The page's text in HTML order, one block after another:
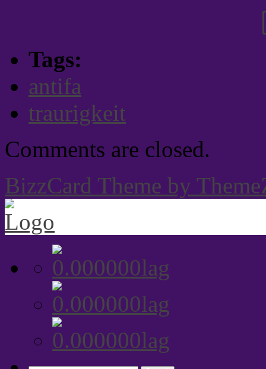
Tags:
antifa
traurigkeit
Comments are closed.
BizzCard Theme by